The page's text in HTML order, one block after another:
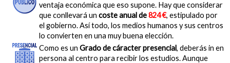
ventaja económica que eso supone. Hay que considerar
que conllevará un coste anual de824 €, estipulado por
el gobierno. Así todo, los medios humanos y sus centros
lo convierten en una muy buena elección.
Como es un Grado de cáracter presencial, deberás in en
persona al centro para recibir los estudios. Aunque